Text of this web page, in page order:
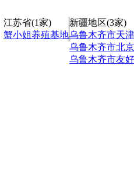
新疆地区(3家)
乌鲁木齐市天
乌鲁木齐市北
乌鲁木齐市友
江苏省(1家)
蟹小姐养殖基地